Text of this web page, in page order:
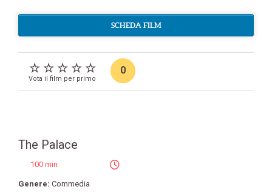
SCHEDA FILM
Vota il film per primo
0
The Palace
100 min
Genere: Commedia